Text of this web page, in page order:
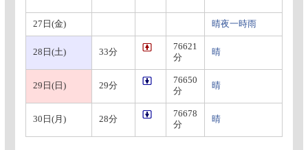
27日(金) 晴夜一時雨
28日(土) 33分
76621
分
晴
29日(日) 29分
76650
分
晴
30日(月) 28分
76678
分
晴